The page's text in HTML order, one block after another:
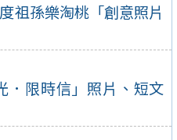
祖孫樂淘桃「創意照片
．限時信」照片、短文